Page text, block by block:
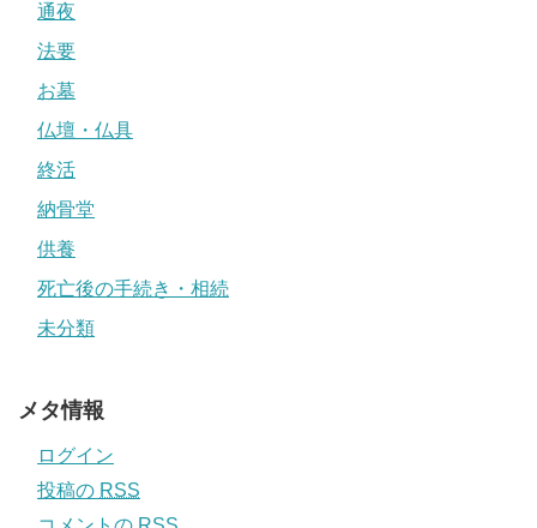
通夜
法要
お墓
仏壇・仏具
終活
納骨堂
供養
死亡後の手続き・相続
未分類
メタ情報
ログイン
投稿の RSS